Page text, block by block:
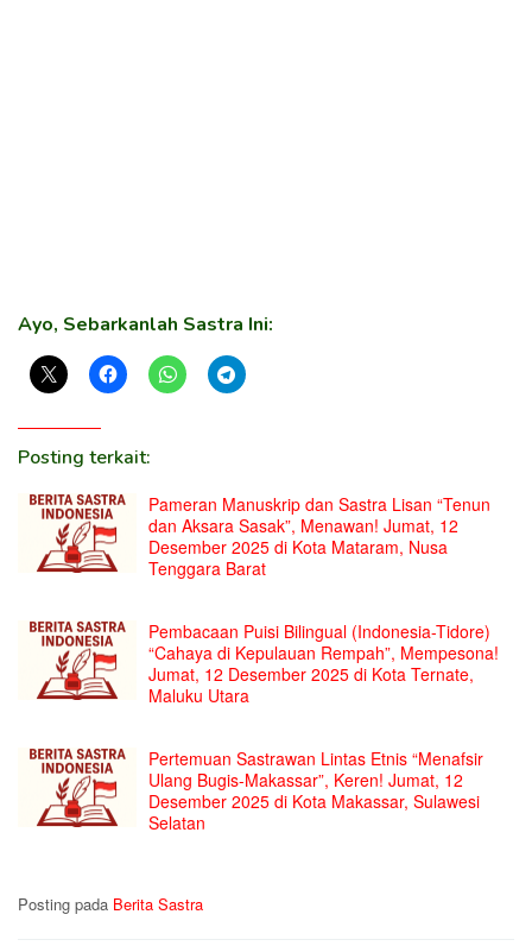
Ayo, Sebarkanlah Sastra Ini:
Posting terkait:
Pameran Manuskrip dan Sastra Lisan “Tenun
dan Aksara Sasak”, Menawan! Jumat, 12
Desember 2025 di Kota Mataram, Nusa
Tenggara Barat
Pembacaan Puisi Bilingual (Indonesia-Tidore)
“Cahaya di Kepulauan Rempah”, Mempesona!
Jumat, 12 Desember 2025 di Kota Ternate,
Maluku Utara
Pertemuan Sastrawan Lintas Etnis “Menafsir
Ulang Bugis-Makassar”, Keren! Jumat, 12
Desember 2025 di Kota Makassar, Sulawesi
Selatan
Posting pada Berita Sastra